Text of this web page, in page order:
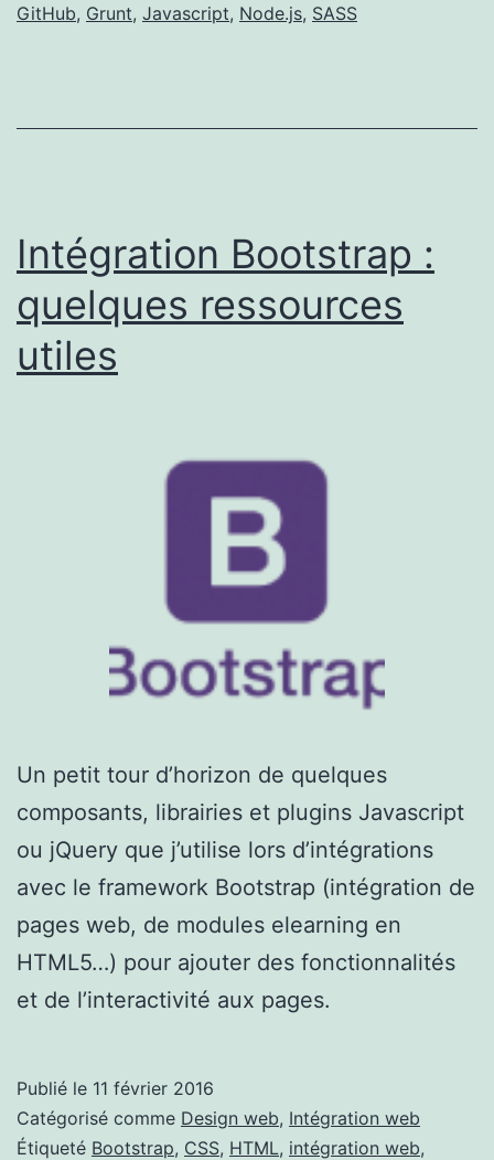
GitHub, Grunt, Javascript, Node.js, SASS
Intégration Bootstrap :
quelques ressources
utiles
Un petit tour d’horizon de quelques
composants, librairies et plugins Javascript
ou jQuery que j’utilise lors d’intégrations
avec le framework Bootstrap (intégration de
pages web, de modules elearning en
HTML5…) pour ajouter des fonctionnalités
et de l’interactivité aux pages.
Publié le 11 février 2016
Catégorisé comme Design web, Intégration web
Étiqueté Bootstrap, CSS, HTML, intégration web,